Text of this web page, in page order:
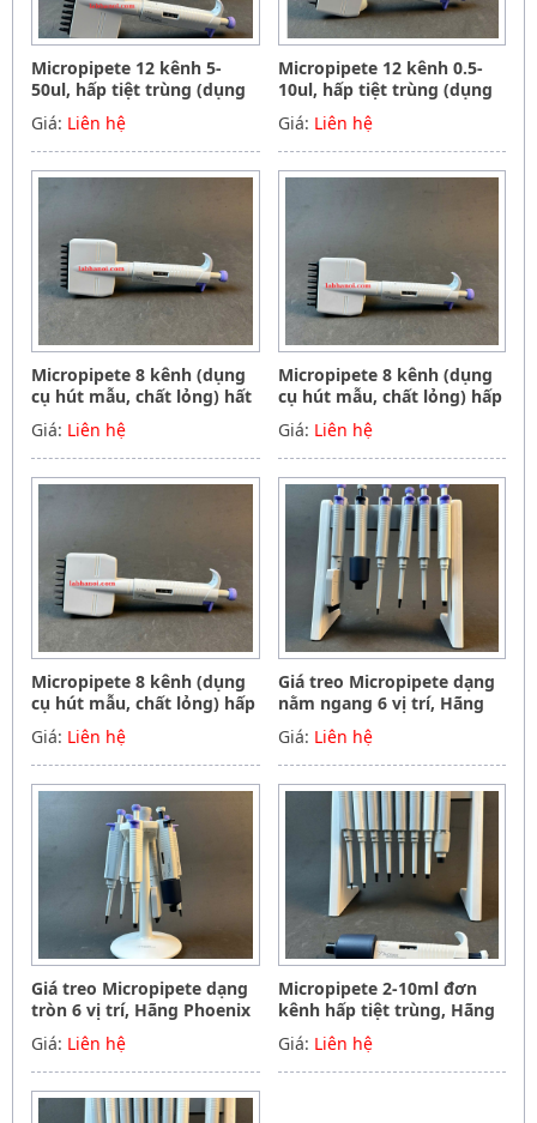
Micropipete 12 kênh 5-
50ul, hấp tiệt trùng (dụng
cụ hút mẫu, chất lỏng),
Hãng Phoenix instrument
Germany
Giá: Liên hệ
Micropipete 12 kênh 0.5-
10ul, hấp tiệt trùng (dụng
cụ hút mẫu, chất lỏng),
Hãng Phoenix instrument
Germany
Giá: Liên hệ
Micropipete 8 kênh (dụng
cụ hút mẫu, chất lỏng) hất
tiệt trùng 50-300ul, Hãng
Phoenix instrument
Germany
Giá: Liên hệ
Micropipete 8 kênh (dụng
cụ hút mẫu, chất lỏng) hấp
tiệt trùng 5-50ul, Hãng
Phoenix instrument
Germany
Giá: Liên hệ
Micropipete 8 kênh (dụng
cụ hút mẫu, chất lỏng) hấp
tiệt trùng 0.5-10ul, Hãng
Phoenix instrument
Germany
Giá: Liên hệ
Giá treo Micropipete dạng
nằm ngang 6 vị trí, Hãng
Phoenix instrument
Germany
Giá: Liên hệ
Giá treo Micropipete dạng
tròn 6 vị trí, Hãng Phoenix
instrument Germany
Giá: Liên hệ
Micropipete 2-10ml đơn
kênh hấp tiệt trùng, Hãng
Phoenix instrument
Germany
Giá: Liên hệ